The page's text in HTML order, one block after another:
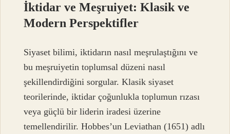
İktidar ve Meşruiyet: Klasik ve
Modern Perspektifler
Siyaset bilimi, iktidarın nasıl meşrulaştığını ve
bu meşruiyetin toplumsal düzeni nasıl
şekillendirdiğini sorgular. Klasik siyaset
teorilerinde, iktidar çoğunlukla toplumun rızası
veya güçlü bir liderin iradesi üzerine
temellendirilir. Hobbes’un Leviathan (1651) adlı